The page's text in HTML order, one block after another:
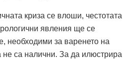
криза се влоши, честотата
явления ще се
необходими за варенето на
са налични. За да илюстрира